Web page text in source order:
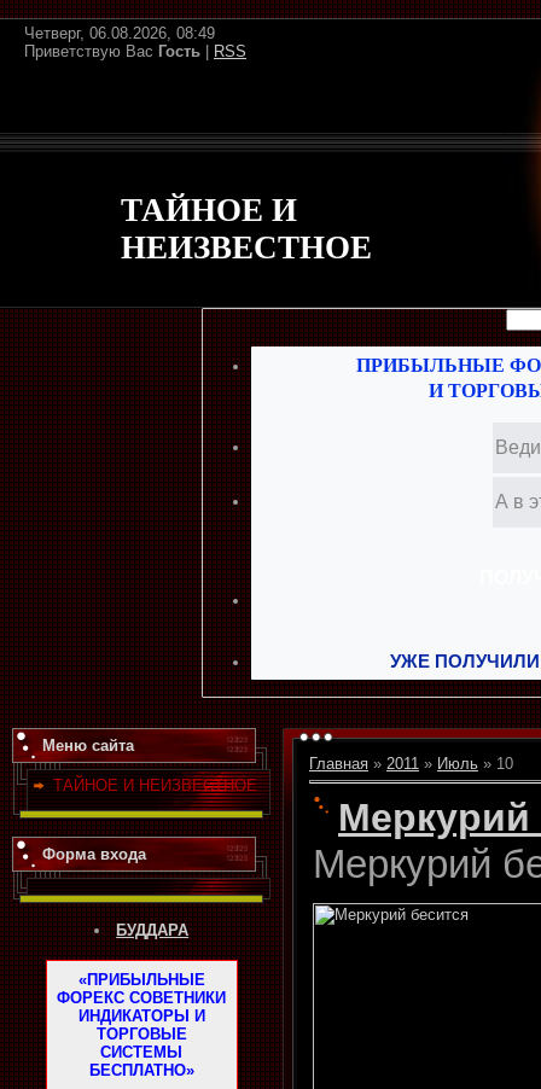
Четверг, 06.08.2026, 08:49
Приветствую Вас Гость RSS
ТАЙНОЕ И
НЕИЗВЕСТНОЕ
ПРИБЫЛЬНЫЕ
И
УЖЕ
Меню сайта
ТАЙНОЕ И НЕИЗВЕСТНОЕ
Форма входа
БУДДАРА
«ПРИБЫЛЬНЫЕ
ФОРЕКС СОВЕТНИКИ
ИНДИКАТОРЫ И
ТОРГОВЫЕ
СИСТЕМЫ
БЕСПЛАТНО»
Главная » 2011 » Июль » 10
Меркурий
Меркурий